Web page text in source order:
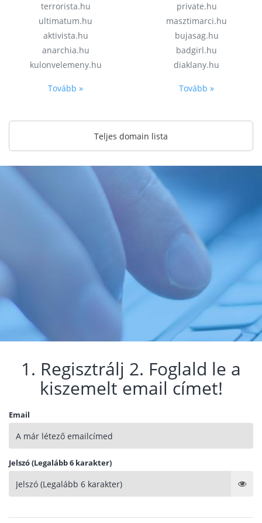
terrorista.hu
ultimatum.hu
aktivista.hu
anarchia.hu
kulonvelemeny.hu
Tovább »
private.hu
masztimarci.hu
bujasag.hu
badgirl.hu
diaklany.hu
Tovább »
Teljes domain lista
1. Regisztrálj 2. Foglald le a
kiszemelt email címet!
Email
Jelszó (Legalább 6 karakter)